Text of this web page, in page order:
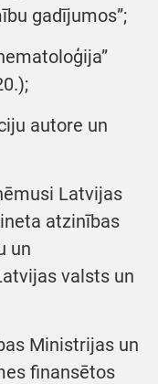
gadījumos”;
autore un
Latvijas
atzinības
un
valsts un
Ministrijas un
finansētos